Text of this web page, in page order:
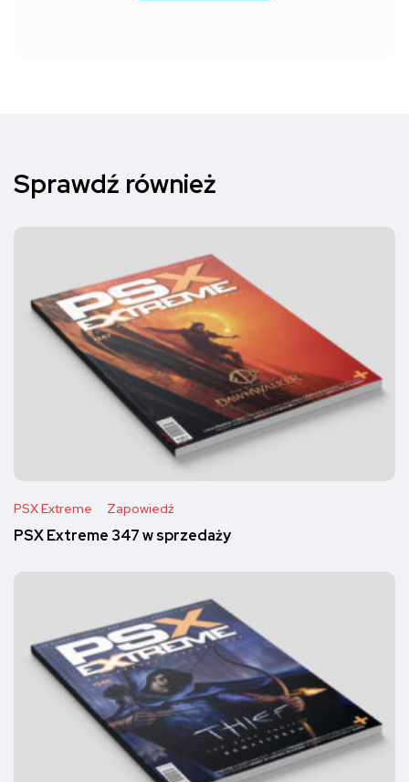
Sprawdź również
PSX Extreme Zapowiedź
PSX Extreme 347 w sprzedaży